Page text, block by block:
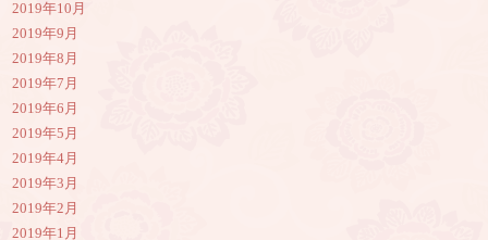
2019年10月
2019年9月
2019年8月
2019年7月
2019年6月
2019年5月
2019年4月
2019年3月
2019年2月
2019年1月